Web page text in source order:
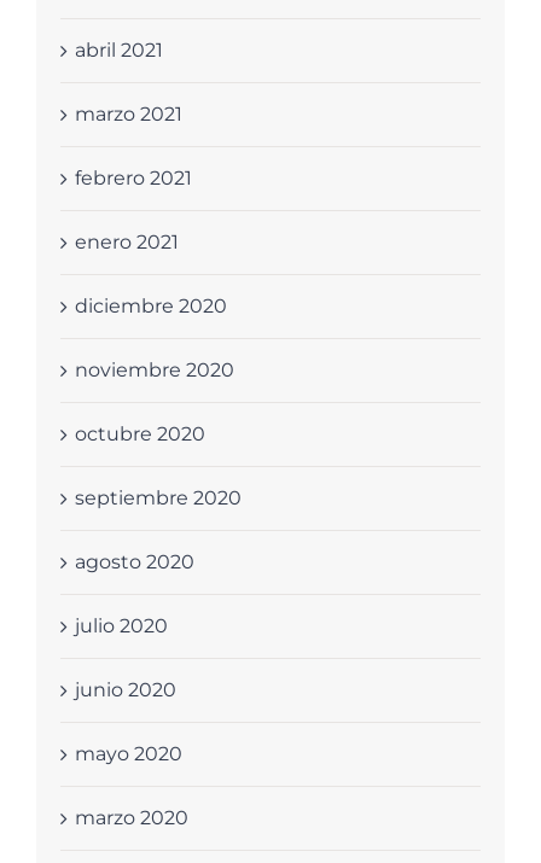
abril 2021
marzo 2021
febrero 2021
enero 2021
diciembre 2020
noviembre 2020
octubre 2020
septiembre 2020
agosto 2020
julio 2020
junio 2020
mayo 2020
marzo 2020